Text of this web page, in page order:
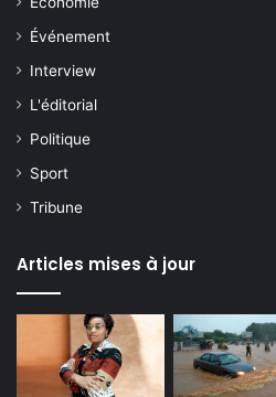
Événement
Interview
L'éditorial
Politique
Sport
Tribune
Articles mises à jour